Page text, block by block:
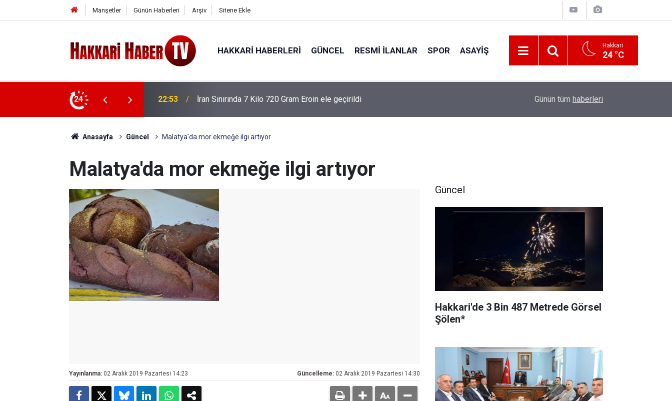
Manşetler Günün Haberleri Arşiv Sitene Ekle
HAKKARI HABERLERI GÜNCEL RESMI İLANLAR SPOR ASAYIŞ Hakkari
24 °C
24 22:48 Kanat kalbine yenik düştü Hakkari'de 3 Bin 487 Metrede Görsel Şölen*
Günün tüm haberleri
Anasayfa Güncel Malatya'da mor ekmeğe ilgi artıyor
Malatya'da mor ekmeğe ilgi artıyor
Yayınlanma: 02 Aralık 2019 Pazartesi 14:23 Güncelleme: 02 Aralık 2019 Pazartesi 14:30
Güncel
Hakkari'de 3 Bin 487 Metrede Görsel
Şölen*